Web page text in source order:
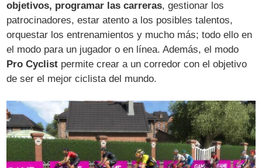
objetivos, programar las carreras, gestionar los
patrocinadores, estar atento a los posibles talentos,
orquestar los entrenamientos y mucho más; todo ello en
el modo para un jugador o en línea. Además, el modo
Pro Cyclist permite crear a un corredor con el objetivo
de ser el mejor ciclista del mundo.